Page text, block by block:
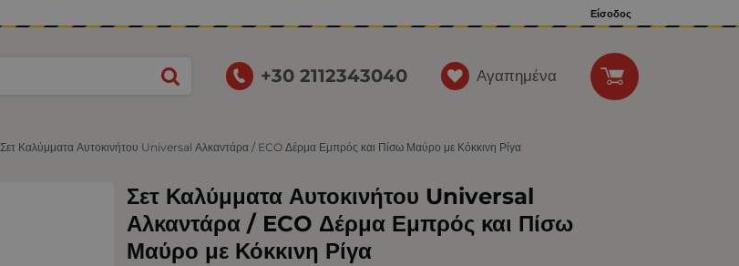
Είσοδος
+30 2112343040 Αγαπημένα
Σετ Καλύμματα Αυτοκινήτου Universal Αλκαντάρα / ECO Δέρμα Εμπρός και Πίσω Μαύρο με Κόκκινη Ρίγα
Σετ Καλύμματα Αυτοκινήτου Universal
Αλκαντάρα / ECO Δέρμα Εμπρός και Πίσω
Μαύρο με Κόκκινη Ρίγα